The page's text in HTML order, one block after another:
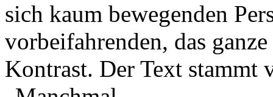
sich kaum bewegenden
vorbeifahrenden, das
Kontrast. Der Text stammt